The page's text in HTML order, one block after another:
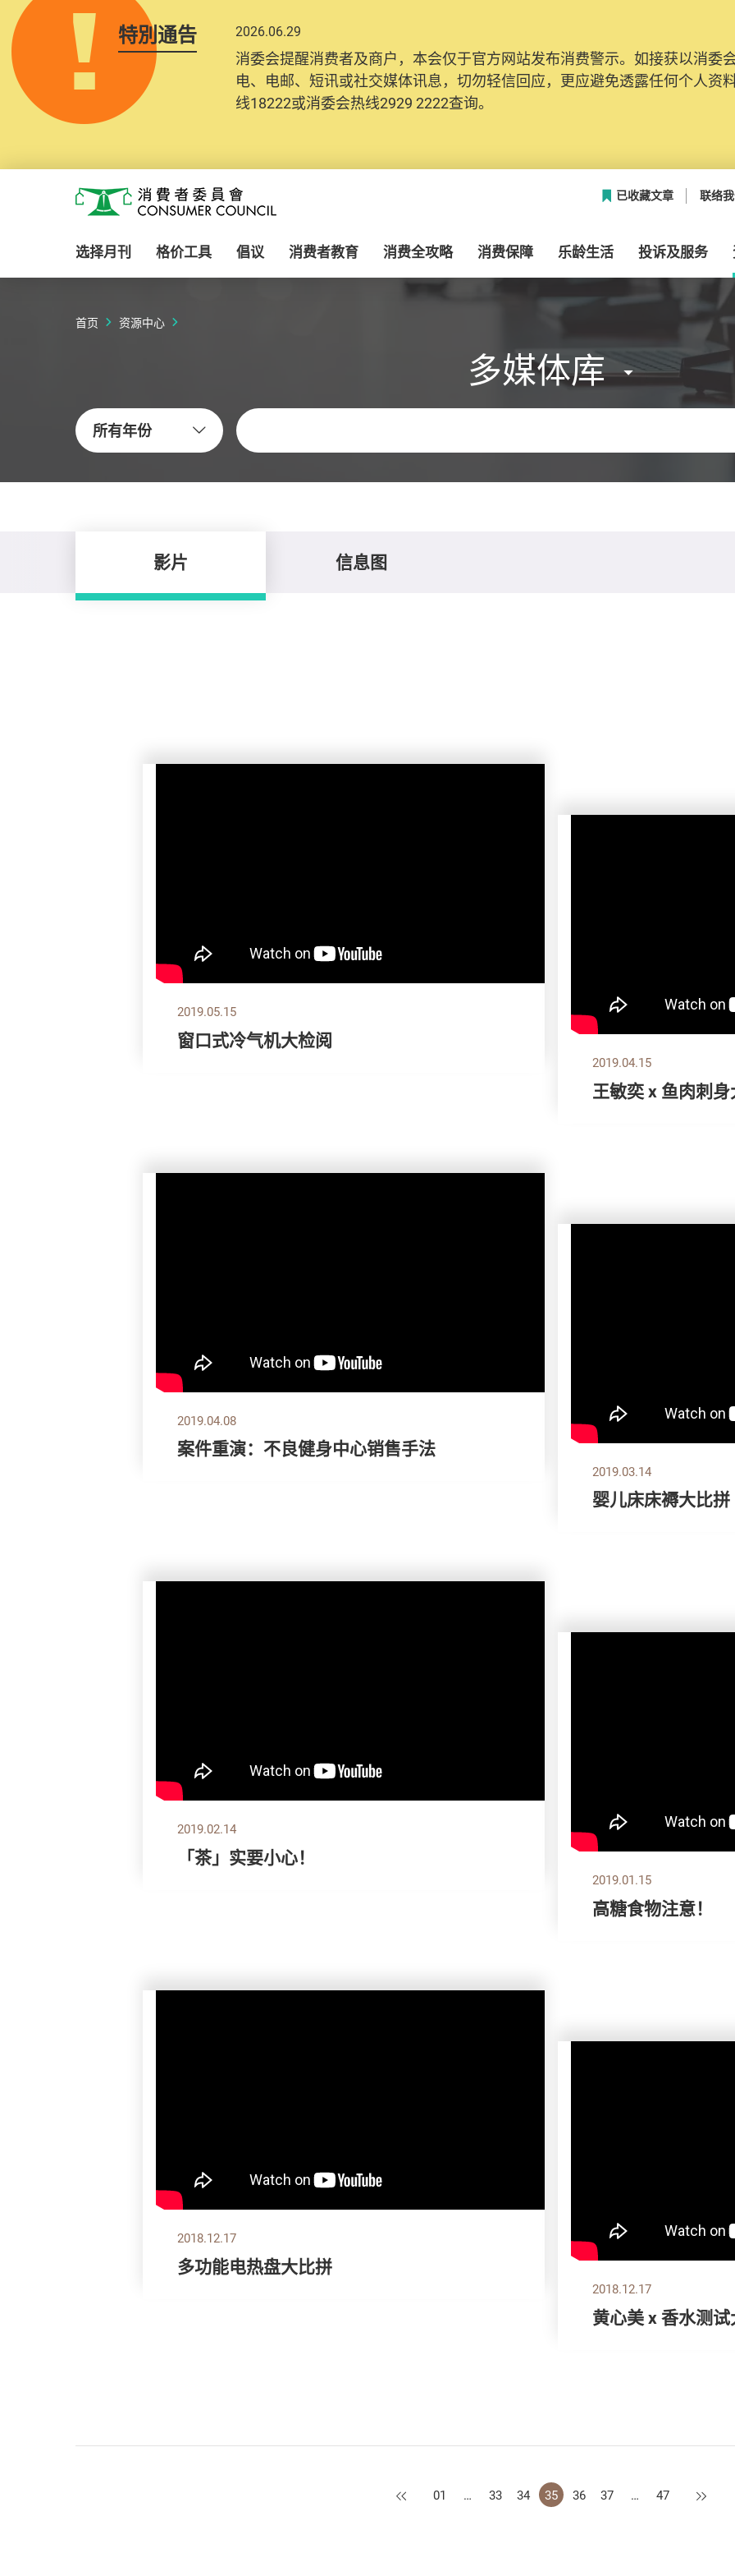
特別通告 2026.06.29
消委会提醒消费者及商户，本会仅于官方网站发布消费警示。如接获以消委
电、电邮、短讯或社交媒体讯息，切勿轻信回应，更应避免透露任何个人资
线18222或消委会热线2929 2222查询。
2025.10.31
为提升使用者体验及网络安全，本会的投诉处理系统已经进行升级及推出
消费者需要提供基本联络资料（包括姓名、电邮及电话）注册帐户，才可提
纪录将清晰整合于帐户中，方便日后作出跟进。
消费者委员会
已收藏文章 联络
选择月刊 格价工具 倡议 消费者教育 消费全攻略 消费保障 乐龄生活 投诉及服务
首页 资源中心
多媒体库
所有年份
关键字
影片 信息图
2019.05.15
窗口式冷气机大检阅
2019.04.15
王敏奕 x 鱼肉刺
2019.04.08
案件重演：不良健身中心销售手法
2019.03.14
婴儿床床褥大比拼
2019.02.14
「茶」实要小心！
2019.01.15
高糖食物注意！
2018.12.17
多功能电热盘大比拼
2018.12.17
黄心美 x 香水测
上一页
01 … 33 34 35 36 37 … 47 下一页